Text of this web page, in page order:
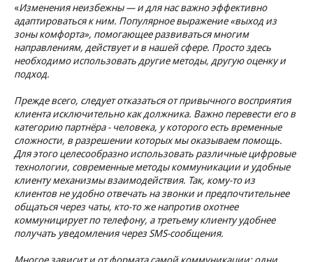
«Изменения неизбежны — и для нас важно эффективно
адаптироваться к ним. Популярное выражение «выход из
зоны комфорта», помогающее развиваться многим
направлениям, действует и в нашей сфере. Просто здесь
необходимо использовать другие методы, другую оценку и
подход.
Прежде всего, следует отказаться от привычного восприятия
клиента исключительно как должника. Важно перевести его в
категорию партнёра - человека, у которого есть временные
сложности, в разрешении которых мы оказываем помощь.
Для этого целесообразно использовать различные цифровые
технологии, современные методы коммуникации и удобные
клиенту механизмы взаимодействия. Так, кому-то из
клиентов не удобно отвечать на звонки и предпочтительнее
общаться через чаты, кто-то же напротив охотнее
коммуницирует по телефону, а третьему клиенту удобнее
получать уведомления через SMS-сообщения.